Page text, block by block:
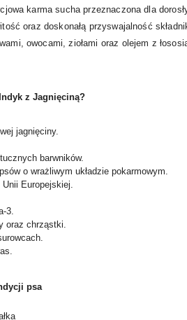
karma sucha przeznaczona dla
oraz doskonałą przyswajalność
owocami, ziołami oraz olejem z
z Jagnięciną?
jagnięciny.
barwników.
o wrażliwym układzie pokarmowym.
Unii Europejskiej.
3.
oraz chrząstki.
psa